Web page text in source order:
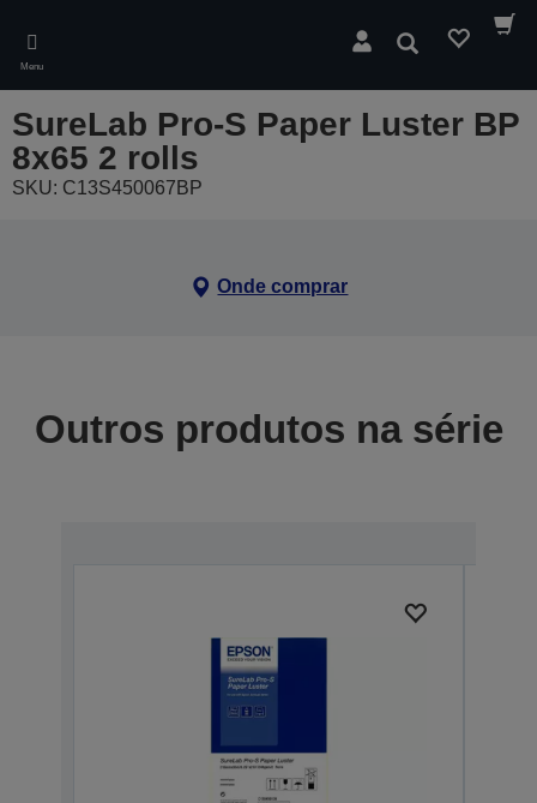
main
content
Menu
Pesquisar
SureLab Pro-S Paper Luster BP
8x65 2 rolls
SKU: C13S450067BP
Onde comprar
Outros produtos na série